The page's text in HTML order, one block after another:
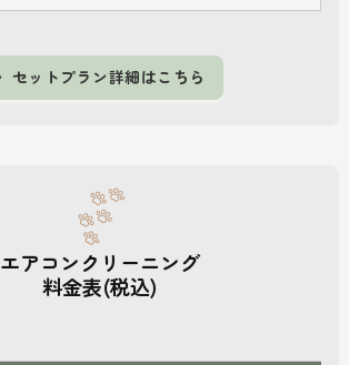
セットプラン詳細はこちら
エアコンクリーニング
料金表(税込)